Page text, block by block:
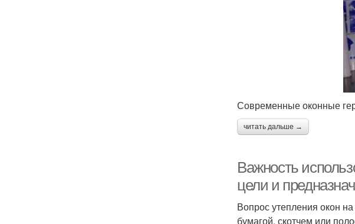
Современные оконные
читать дальше →
Важность
цели и
Вопрос утепления окон
бумагой, скотчем или